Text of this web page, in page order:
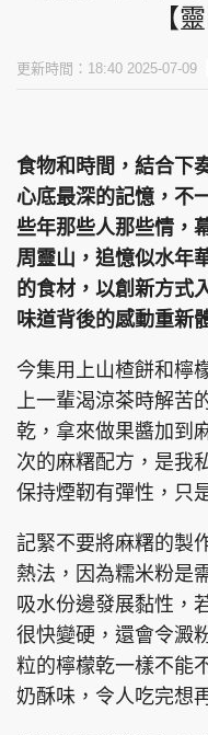
【
更新時間：18:40 2025-07-09
食物和時間，結合下
心底最深的記憶，不
些年那些人那些情，
周靈山，追憶似水年
的食材，以創新方式
味道背後的感動重新
今集用上山楂餅和檸
上一輩渴涼茶時解苦
乾，拿來做果醬加到
次的麻糬配方，是我
保持煙靭有彈性，只
記緊不要將麻糬的製
熱法，因為糯米粉是
吸水份邊發展黏性，
很快變硬，還會令澱
粒的檸檬乾一樣不能
奶酥味，令人吃完想